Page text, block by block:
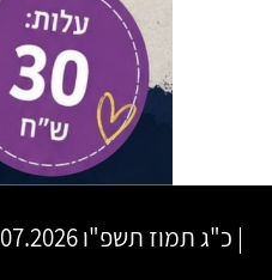
| כ"ג תמוז תשפ"ו08.07.2026 | שעת